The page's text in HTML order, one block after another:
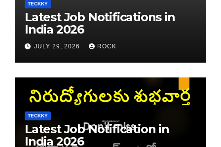
TECKKY
Latest Job Notifications in
India 2026
JULY 29, 2026 ROCK
TECKKY
Latest Job Notification in
India 2026